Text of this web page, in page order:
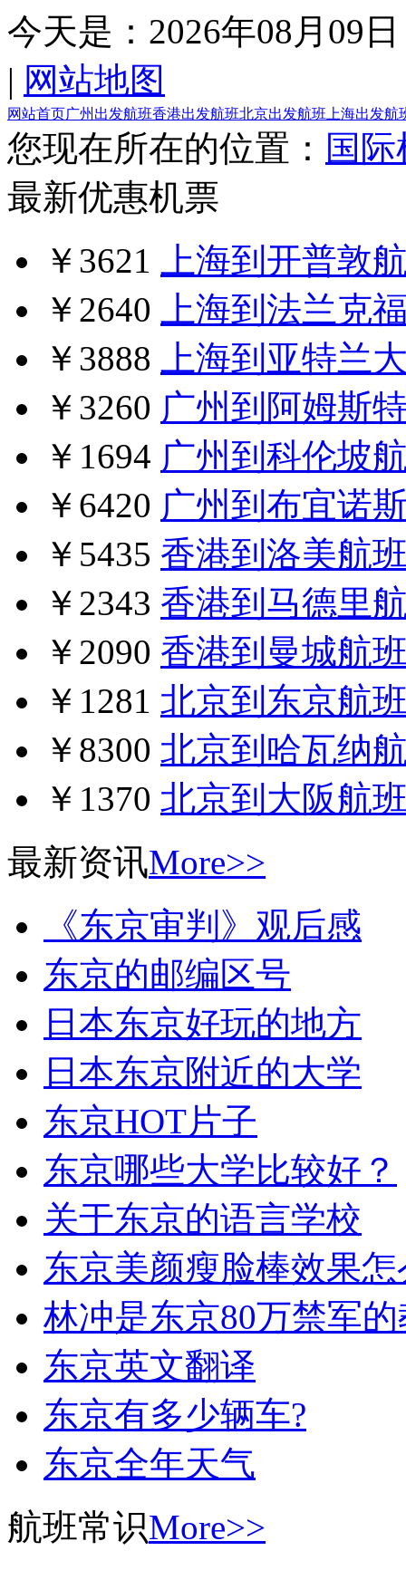
今天是： 2026年08月09日
| 网站地图
网站首页广州出发航班香港出发航班北京出发航班 上海出发航
您现在所在的位置： 国
最新优惠机票
￥3621
上海到开普敦
￥2640
上海到法兰克
￥3888
上海到亚特兰
￥3260 广州到阿姆斯
￥1694 广州到科伦坡
￥6420 广州到布宜诺
￥5435 香港到洛美航
￥2343 香港到马德里
￥2090 香港到曼城航
￥1281 北京到东京航
￥8300 北京到哈瓦纳
￥1370 北京到大阪航
最新资讯More>>
《东京审判》观后感
东京的邮编区号
日本东京好玩的地方
日本东京附近的大学
东京HOT片子
东京哪些大学比较好？
关于东京的语言学校
东京美颜瘦脸棒效果
林冲是东京80万禁军
东京英文翻译
东京有多少辆车?
东京全年天气
航班常识More>>